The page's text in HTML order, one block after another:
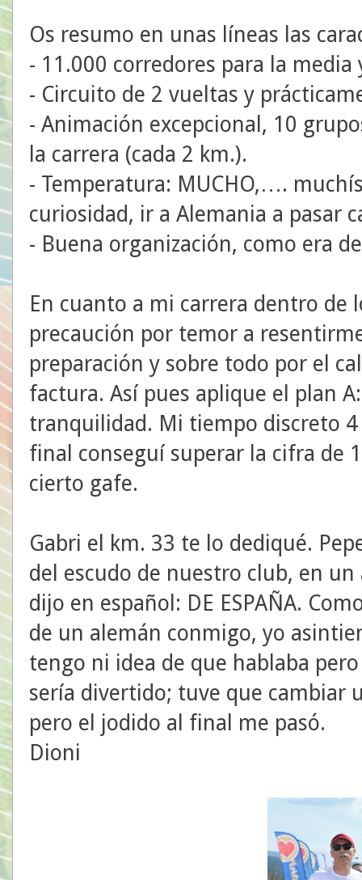
Os resumo en unas líneas las
- 11.000 corredores para la media
- Circuito de 2 vueltas y
- Animación excepcional, 10
la carrera (cada 2 km.).
- Temperatura: MUCHO,….
curiosidad, ir a Alemania a pasar
- Buena organización, como era
En cuanto a mi carrera dentro de
precaución por temor a
preparación y sobre todo por el
factura. Así pues aplique el plan
tranquilidad. Mi tiempo discreto
final conseguí superar la cifra de
cierto gafe.
Gabri el km. 33 te lo dediqué.
del escudo de nuestro club, en
dijo en español: DE ESPAÑA.
de un alemán conmigo, yo
tengo ni idea de que hablaba
sería divertido; tuve que cambiar
pero el jodido al final me pasó.
Dioni